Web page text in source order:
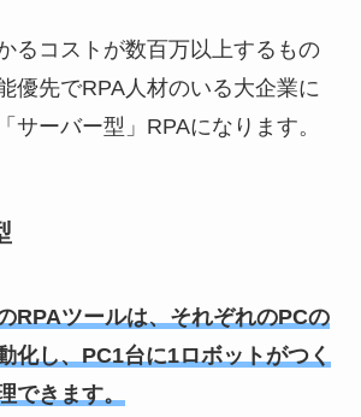
るコストが数百万以上するもの
優先でRPA人材のいる大企業に
サーバー型」RPAになります。
RPAツールは、それぞれのPCの
化し、PC1台に1ロボットがつく
できます。